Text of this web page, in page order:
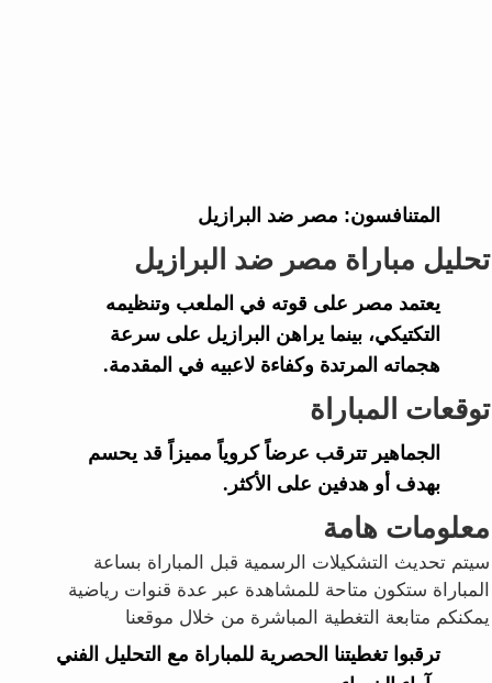
المتنافسون: مصر ضد البرازيل
تحليل مباراة مصر ضد البرازيل
يعتمد مصر على قوته في الملعب وتنظيمه
التكتيكي، بينما يراهن البرازيل على سرعة
هجماته المرتدة وكفاءة لاعبيه في المقدمة.
توقعات المباراة
الجماهير تترقب عرضاً كروياً مميزاً قد يحسم
بهدف أو هدفين على الأكثر.
معلومات هامة
سيتم تحديث التشكيلات الرسمية قبل المباراة بساعة
المباراة ستكون متاحة للمشاهدة عبر عدة قنوات رياضية
يمكنكم متابعة التغطية المباشرة من خلال موقعنا
ترقبوا تغطيتنا الحصرية للمباراة مع التحليل الفني